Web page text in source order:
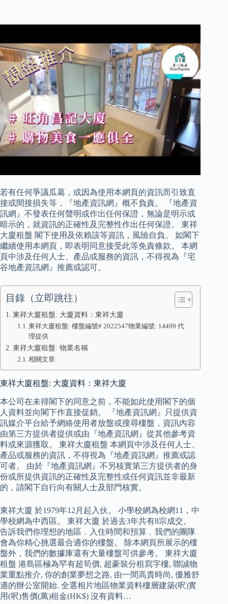
若有任何爭議瓜葛，或因為使用本網頁的資訊而引致直
接或間接損失等，『地產資訊網』概不負責。 『地產資
訊網』不發表任何聲明或作出任何保證，無論是明示或
暗示的，就資訊的正確性及完整性作出任何保證。 東祥
大廈租盤 閣下使用及依賴該等資訊，風險自負。 如閣下
繼續使用本網頁，即表明同意接受此等免責條款。 本網
頁中涉及任何人士、產品或服務的資訊，不得視為『宅
谷地產資訊網』推薦或認可。
目錄（立即跳往）
東祥大廈租盤: 大廈資料：東祥大廈
東祥大廈租盤: 樓盤編號# 2022547物業編號: 14499 代
理提供
東祥大廈租盤: 物業名稱
相關文章:
東祥大廈租盤: 大廈資料：東祥大廈
本公司在未得閣下的同意之前，不能如此使用閣下的個
人資料並向閣下作直接促銷。 『地產資訊網』只提供資
訊媒介平台給予網絡使用者放盤或搜尋樓盤，資訊內容
由第三方提供者提供或由『地產資訊網』從其他參考資
料或來源獲取。 東祥大廈租盤 本網頁中涉及任何人士、
產品或服務的資訊，不得視為『地產資訊網』推薦或認
可者。 由於『地產資訊網』不另核實第三方提供者的身
份或所提供資訊的正確性及完整性或任何資訊並非最新
的，請閣下自行向有關人士及部門核實。
東祥大廈 於1979年12月起入伙。 小學校網為校網11，中
學校網為中西區。 東祥大廈 於過去3年共有8宗成交。
告訴我們你理想的地區﹐入住時間和預算﹐我們的團隊
會為你精心挑選最合適你的樓盤。 除本網頁所展示的樓
盤外，我們的數據庫還有大量樓盤可供參考。 東祥大廈
租盤 港島區極為罕有超筍價, 超豪裝分租寫字樓, 聯誠物
業重點推介, 你的創業夢想之路, 由一間高貴時尚, 優雅舒
適的辦公室開始. 全選相片地區物業資料樓層建築(呎)實
用(呎)售價(萬)租金(HK$) 沒有資料…